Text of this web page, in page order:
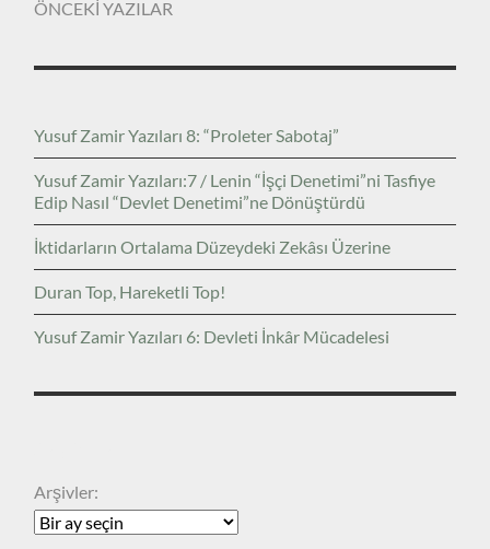
ÖNCEKİ YAZILAR
Yusuf Zamir Yazıları 8: “Proleter Sabotaj”
Yusuf Zamir Yazıları:7 / Lenin “İşçi Denetimi”ni Tasfiye
Edip Nasıl “Devlet Denetimi”ne Dönüştürdü
İktidarların Ortalama Düzeydeki Zekâsı Üzerine
Duran Top, Hareketli Top!
Yusuf Zamir Yazıları 6: Devleti İnkâr Mücadelesi
Arşivler: